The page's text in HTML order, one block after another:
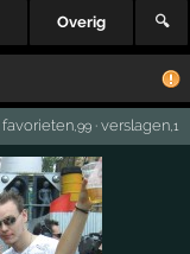
Overig 🔍
favorieten,99· verslagen,1